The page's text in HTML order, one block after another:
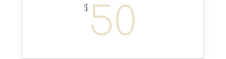
$ 50